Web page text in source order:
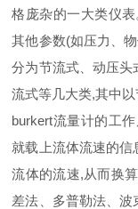
格庞杂的一大类仪
其他参数(如压力、
分为节流式、动压头
流式等几大类,其中
burkert流量计的工
就载上流体流速的信
流体的流速,从而换
差法、多普勒法、波